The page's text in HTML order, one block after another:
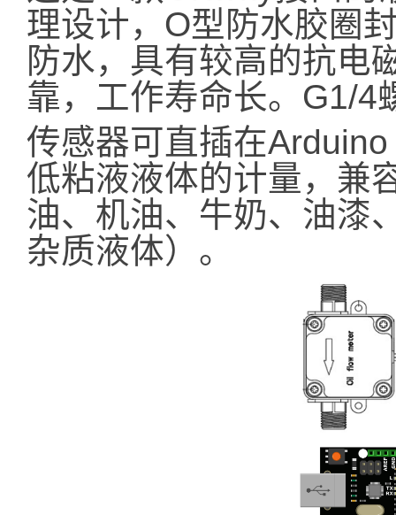
理设计，O型防水胶圈
防水，具有较高的抗电
靠，工作寿命长。G1/4
传感器可直插在
低粘液液体的计量，兼
油、机油、牛奶、油漆
杂质液体）。